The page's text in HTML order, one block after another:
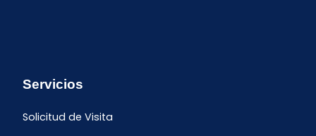
Servicios
Solicitud de Visita